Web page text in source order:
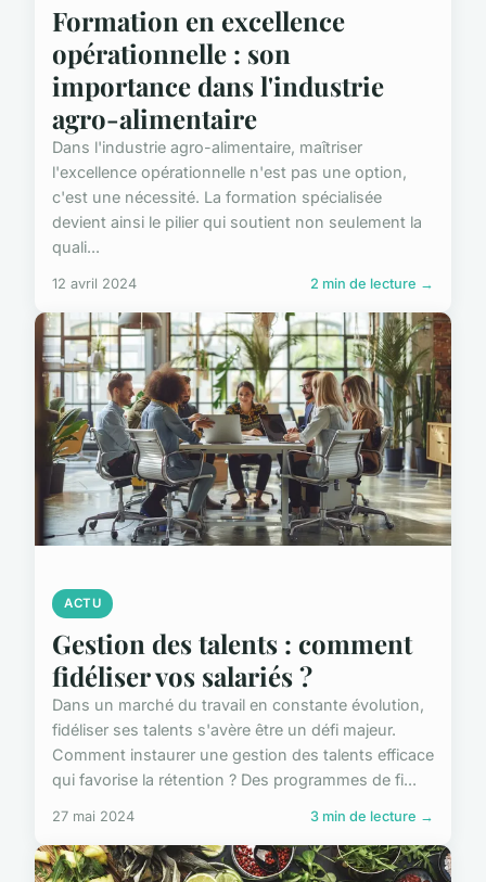
Formation en excellence
opérationnelle : son
importance dans l'industrie
agro-alimentaire
Dans l'industrie agro-alimentaire, maîtriser
l'excellence opérationnelle n'est pas une option,
c'est une nécessité. La formation spécialisée
devient ainsi le pilier qui soutient non seulement la
quali...
12 avril 2024 2 min de lecture →
ACTU
Gestion des talents : comment
fidéliser vos salariés ?
Dans un marché du travail en constante évolution,
fidéliser ses talents s'avère être un défi majeur.
Comment instaurer une gestion des talents efficace
qui favorise la rétention ? Des programmes de fi...
27 mai 2024 3 min de lecture →